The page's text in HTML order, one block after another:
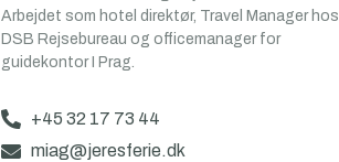
Arbejdet som hotel direktør, Travel Manager hos
DSB Rejsebureau og officemanager for
guidekontor I Prag.
+45 32 17 73 44
miag@jeresferie.dk